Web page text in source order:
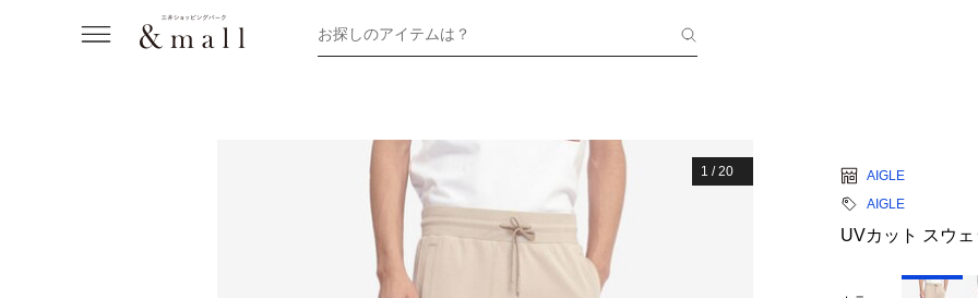
お探しのアイテムは？
1 /20
AIGLE
AIGLE
UVカット スウ